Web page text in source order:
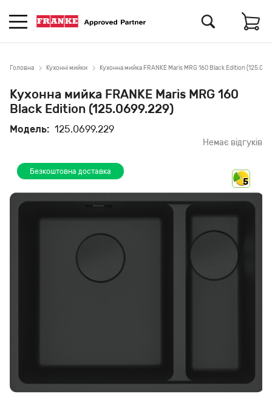
Головна Кухонні мийки Кухонна мийка FRANKE Maris MRG 160 Black Edition
Кухонна мийка FRANKE Maris MRG 160
Black Edition (125.0699.229)
Модель: 125.0699.229
Немає відгуків
Безкоштовна доставка
5